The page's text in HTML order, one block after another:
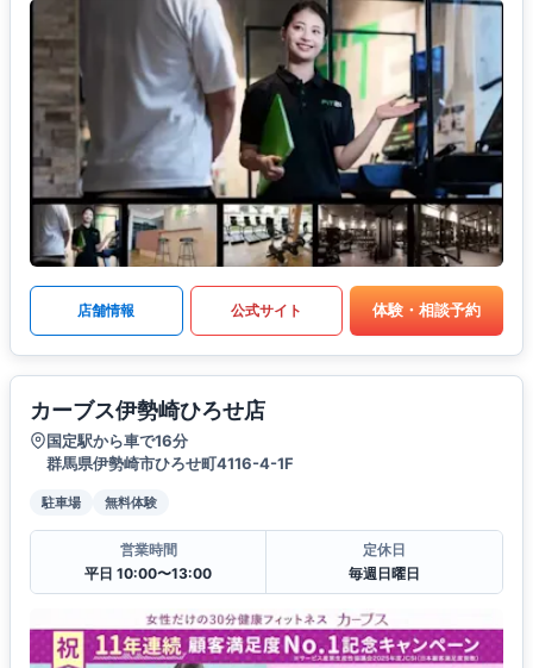
店舗情報 公式サイト 体験・相談予約
カーブス伊勢崎ひろせ店
国定駅から車で16分
群馬県伊勢崎市ひろせ町4116-4-1F
駐車場 無料体験
営業時間
平日 10:00〜13:00
定休日
毎週日曜日